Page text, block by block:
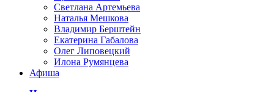
Светлана Артемьева
Наталья Мешкова
Владимир Берштейн
Екатерина Габалова
Олег Липовецкий
Илона Румянцева
Афиша